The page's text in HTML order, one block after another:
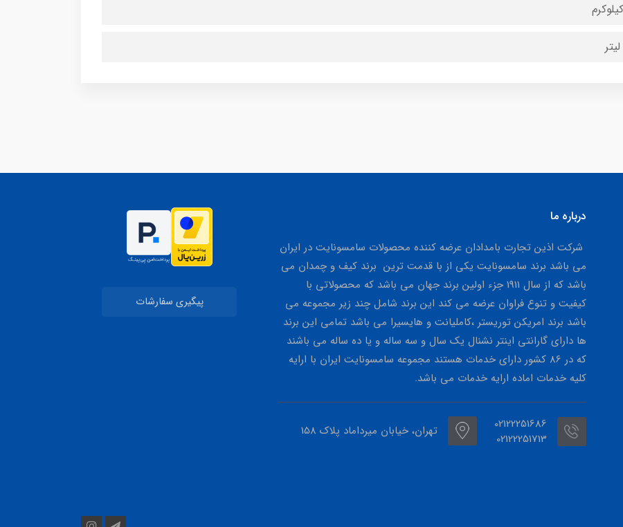
درباره ما
شرکت اذین تجارت بامدادان عرضه کننده محصولات سامسونایت در ایران
می باشد برند سامسونایت یکی از با قدمت ترین برند کیف و چمدان می
باشد که از سال 1911 جزء اولین برند جهان می باشد که محصولاتی با
کیفیت و تنوع فراوان عرضه می کند این برند شامل چند زیر مجموعه می
باشد برند امریکن توریستر ،کاملیانت و هایسیرا می باشد تمامی این برند
ها دارای گارانتی اینتر نشنال یک سال و سه ساله و یا ده ساله می باشند
که در 86 کشور دارای خدمات هستند مجموعه سامسونایت ایران با ارایه
کلیه خدمات اماده ارایه خدمات می باشد.
02122251686
02122251713
تهران، خیابان میرداماد پلاک 158
پیگیری سفارشات